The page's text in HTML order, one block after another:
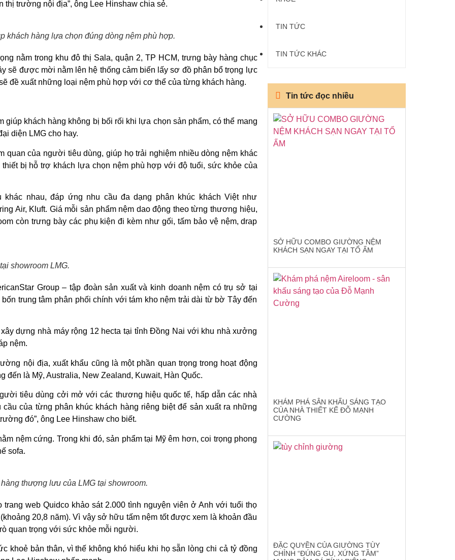
thị trường nội địa”, ông Lee Hinshaw chia sẻ.
khách hàng lựa chọn đúng dòng nệm phù hợp.
nằm trong khu đô thị Sala, quận 2, TP HCM, trưng bày hàng chục
sẽ được mời nằm lên hệ thống cảm biến lấy sơ đồ phân bổ trọng lực
đề xuất những loại nệm phù hợp với cơ thể của từng khách hàng.
giúp khách hàng không bị bối rối khi lựa chọn sản phẩm, có thể mang
diện LMG cho hay.
quan của người tiêu dùng, giúp họ trải nghiệm nhiều dòng nệm khác
bị hỗ trợ khách lựa chọn nệm phù hợp với độ tuổi, sức khỏe của
khác nhau, đáp ứng nhu cầu đa dạng phân khúc khách Việt như
Air, Kluft. Giá mỗi sản phẩm nệm dao động theo từng thương hiệu,
còn trưng bày các phụ kiện đi kèm như gối, tấm bảo vệ nệm, drap
showroom LMG.
Group – tập đoàn sản xuất và kinh doanh nệm có trụ sở tại
trung tâm phân phối chính với tám kho nệm trải dài từ bờ Tây đến
dựng nhà máy rộng 12 hecta tại tỉnh Đồng Nai với khu nhà xưởng
nệm.
nội địa, xuất khẩu cũng là một phần quan trọng trong hoạt động
đến là Mỹ, Australia, New Zealand, Kuwait, Hàn Quốc.
tiêu dùng cởi mở với các thương hiệu quốc tế, hấp dẫn các nhà
của từng phân khúc khách hàng riêng biệt để sản xuất ra những
đó”, ông Lee Hinshaw cho biết.
nệm cứng. Trong khi đó, sản phẩm tại Mỹ êm hơn, coi trọng phong
sofa.
thượng lưu của LMG tại showroom.
web Quidco khảo sát 2.000 tình nguyện viên ở Anh với tuổi thọ
20,8 năm). Vì vậy sở hữu tấm nệm tốt được xem là khoản đầu
quan trọng với sức khỏe mỗi người.
khoẻ bản thân, vì thế không khó hiểu khi họ sẵn lòng chi cả tỷ đồng
TIN TỨC
TIN TỨC KHÁC
Tin tức đọc nhiều
SỞ HỮU COMBO GIƯỜNG NỆM
KHÁCH SẠN NGAY TẠI TỔ ẤM
KHÁM PHÁ SÂN KHẤU SÁNG TẠO
CỦA NHÀ THIẾT KẾ ĐỖ MẠNH
CƯỜNG
ĐẶC QUYỀN CỦA GIƯỜNG TÙY
CHỈNH “ĐÚNG GU, XỨNG TẦM”